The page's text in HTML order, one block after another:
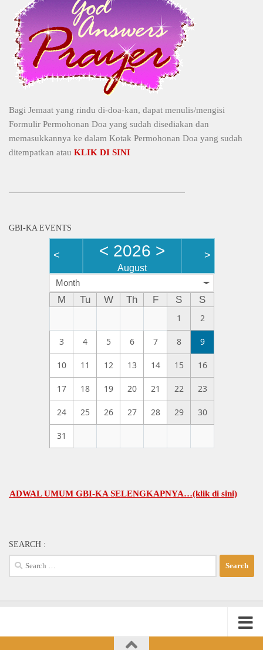
Bagi Jemaat yang rindu di-doa-kan, dapat menulis/mengisi
Formulir Permohonan Doa yang sudah disediakan dan
memasukkannya ke dalam Kotak Permohonan Doa yang sudah
ditempatkan atau KLIK DI SINI
GBI-KA EVENTS
< < 2026 >
August
>
Month
M Tu W Th F S
S
1
2
3 4 5 6 7 8 9
10 11 12 13 14 15 16
17 18 19 20 21 22 23
24 25 26 27 28 29 30
31
UMUM GBI-KA SELENGKAPNYA…(klik di sini)
SEARCH :
Search
for: